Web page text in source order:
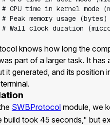
knows how long the
part of a larger task. It
it generated, and its position
SWBProtocol module, we
took 45 seconds," but